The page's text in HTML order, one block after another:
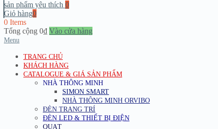
sản phẩm yêu thích 0
Giỏ hàng0
0 Items
Tổng cộng 0₫ Vào cửa hàng
Menu
TRANG CHỦ
KHÁCH HÀNG
CATALOGUE & GIÁ SẢN PHẨM
NHÀ THÔNG MINH
SIMON SMART
NHÀ THÔNG MINH ORVIBO
ĐÈN TRANG TRÍ
ĐÈN LED & THIẾT BỊ ĐIỆN
QUẠT